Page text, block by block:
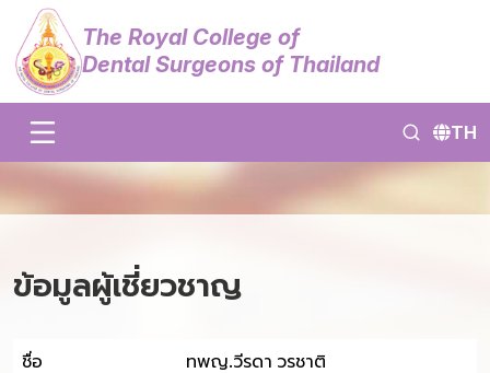
The Royal College of
Dental Surgeons of Thailand
TH
ข้อมูลผู้เชี่ยวชาญ
ชื่อ ทพญ.วีรดา วรชาติ